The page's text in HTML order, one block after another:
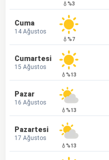
💧%3
Cuma
14 Ağustos
💧%7
Cumartesi
15 Ağustos
💧%13
Pazar
16 Ağustos
💧%13
Pazartesi
17 Ağustos
💧%13